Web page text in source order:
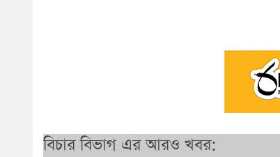
বিচার বিভাগ এর আরও খবর: